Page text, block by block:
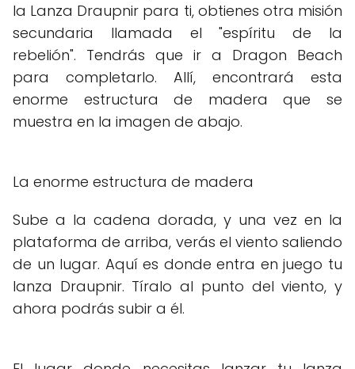
la Lanza Draupnir para ti, obtienes otra misión
secundaria llamada el "espíritu de la
rebelión". Tendrás que ir a Dragon Beach
para completarlo. Allí, encontrará esta
enorme estructura de madera que se
muestra en la imagen de abajo.
La enorme estructura de madera
Sube a la cadena dorada, y una vez en la
plataforma de arriba, verás el viento saliendo
de un lugar. Aquí es donde entra en juego tu
lanza Draupnir. Tíralo al punto del viento, y
ahora podrás subir a él.